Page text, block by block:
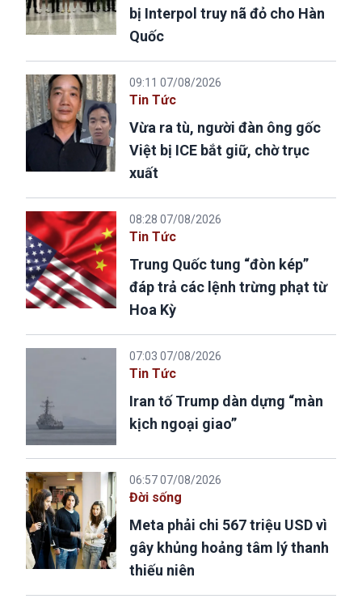
bị Interpol truy nã đỏ cho Hàn
Quốc
09:11 07/08/2026
Tin Tức
Vừa ra tù, người đàn ông gốc
Việt bị ICE bắt giữ, chờ trục
xuất
08:28 07/08/2026
Tin Tức
Trung Quốc tung “đòn kép”
đáp trả các lệnh trừng phạt từ
Hoa Kỳ
07:03 07/08/2026
Tin Tức
Iran tố Trump dàn dựng “màn
kịch ngoại giao”
06:57 07/08/2026
Đời sống
Meta phải chi 567 triệu USD vì
gây khủng hoảng tâm lý thanh
thiếu niên